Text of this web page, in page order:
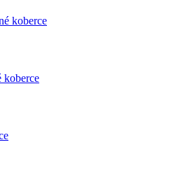
koberce
koberce